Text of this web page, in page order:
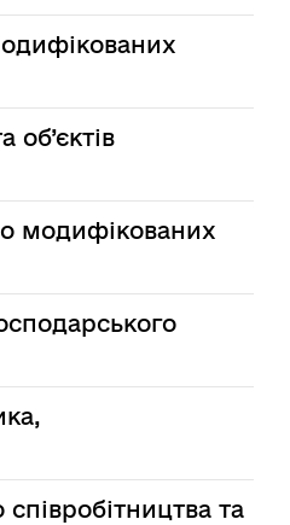
модифікованих
та